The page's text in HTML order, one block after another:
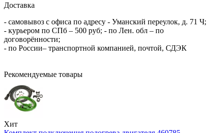
Доставка
- самовывоз с офиса по адресу - Уманский переулок, д. 71 Ч;
- курьером по СПб – 500 руб; - по Лен. обл – по
договорённости;
- по России– транспортной компанией, почтой, СДЭК
Рекомендуемые товары
Хит